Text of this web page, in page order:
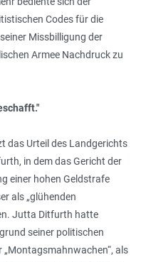
Codes für die
Missbilligung der
Armee Nachdruck zu
das Urteil des Landgerichts
in dem das Gericht der
einer hohen Geldstrafe
als „glühenden
Jutta Ditfurth hatte
seiner politi­schen
als